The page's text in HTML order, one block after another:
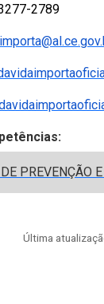
2789
Última